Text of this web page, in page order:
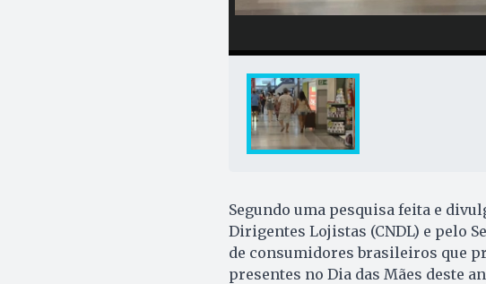
Segundo uma pesquisa feita e
Dirigentes Lojistas (CNDL) e pelo
de consumidores brasileiros que
presentes no Dia das Mães deste